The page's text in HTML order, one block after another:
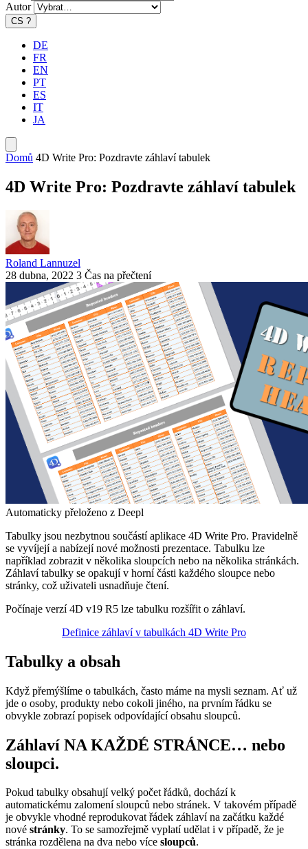
Autor
CS ?
DE
FR
EN
PT
ES
IT
JA
Domů 4D Write Pro: Pozdravte záhlaví tabulek
4D Write Pro: Pozdravte záhlaví tabulek
Roland Lannuzel
28 dubna, 2022 3 Čas na přečtení
Automaticky přeloženo z Deepl
Tabulky jsou nezbytnou součástí aplikace 4D Write Pro. Pravidelně
se vyvíjejí a nabízejí nové možnosti prezentace. Tabulku lze
například zobrazit v několika sloupcích nebo na několika stránkách.
Záhlaví tabulky se opakují v horní části každého sloupce nebo
stránky, což uživateli usnadňuje čtení.
Počínaje verzí 4D v19 R5 lze tabulku rozšířit o záhlaví.
Definice záhlaví v tabulkách 4D Write Pro
Tabulky a obsah
Když přemýšlíme o tabulkách, často máme na mysli seznam. Ať už
jde o osoby, produkty nebo cokoli jiného, na prvním řádku se
obvykle zobrazí popisek odpovídající obsahu sloupců.
Záhlaví NA KAŽDÉ STRÁNCE… nebo
sloupci.
Pokud tabulky obsahují velký počet řádků, dochází k
automatickému zalomení sloupců nebo stránek. V takovém případě
je obvykle vhodné reprodukovat řádek záhlaví na začátku každé
nové stránky. To se samozřejmě vyplatí udělat i v případě, že je
stránka rozdělena na dva nebo více sloupců.